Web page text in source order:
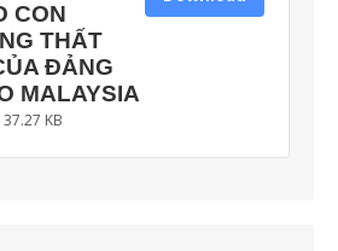
CON
THẤT
ĐẢNG
MALAYSIA
KB